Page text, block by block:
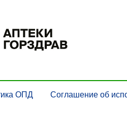
ОПД Соглашение об